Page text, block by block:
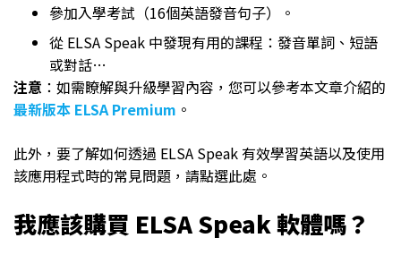
參加入學考試（16個英語發音句子）。
從 ELSA Speak 中發現有用的課程：發音單詞、短語
或對話…
注意 ：如需瞭解與升級學習內容，您可以參考本文章介紹的
最新版本 ELSA Premium 。
此外，要了解如何透過 ELSA Speak 有效學習英語以及使用
該應用程式時的常見問題，請點選此處。
我應該購買 ELSA Speak 軟體嗎？